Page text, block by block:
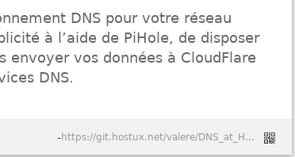
DNS pour votre réseau
à l’aide de PiHole, de disposer
envoyer vos données à CloudFlare
DNS.
- https://git.hostux.net/valere/DNS_at_Home/